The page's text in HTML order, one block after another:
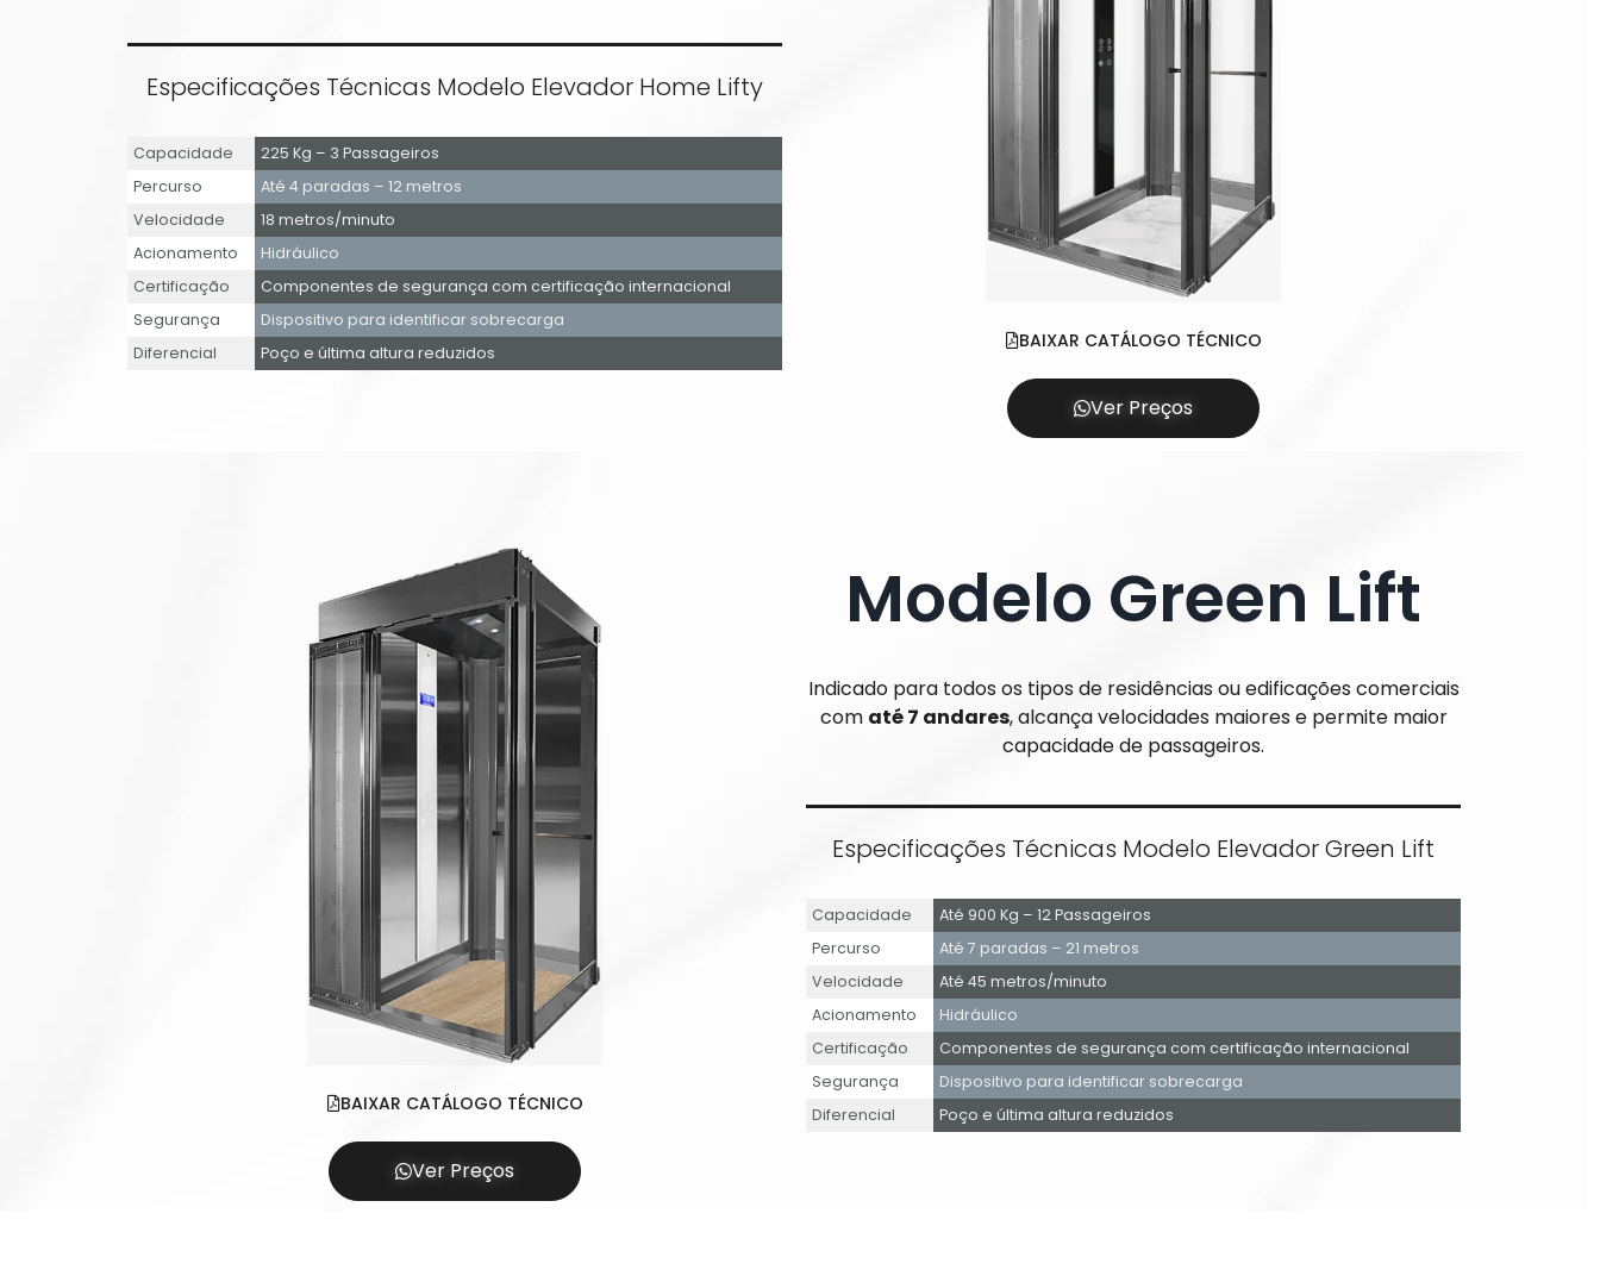
Especificações Técnicas Modelo Elevador Home Lifty
Capacidade
225 Kg – 3 Passageiros
Percurso
Até 4 paradas – 12 metros
Velocidade
18 metros/minuto
Acionamento
Hidráulico
Certificação
Componentes de segurança com certificação internacional
Segurança
Dispositivo para identificar sobrecarga
Diferencial
Poço e última altura reduzidos BAIXAR CATÁLOGO TÉCNICO
Ver Preços
BAIXAR CATÁLOGO TÉCNICO
Ver Preços
Modelo Green Lift
Indicado para todos os tipos de residências ou edificações comerciais
com até 7 andares, alcança velocidades maiores e permite maior
capacidade de passageiros.
Especificações Técnicas Modelo Elevador Green Lift
Capacidade
Até 900 Kg – 12 Passageiros
Percurso
Até 7 paradas – 21 metros
Velocidade
Até 45 metros/minuto
Acionamento
Hidráulico
Certificação
Componentes de segurança com certificação internacional
Segurança
Dispositivo para identificar sobrecarga
Diferencial
Poço e última altura reduzidos